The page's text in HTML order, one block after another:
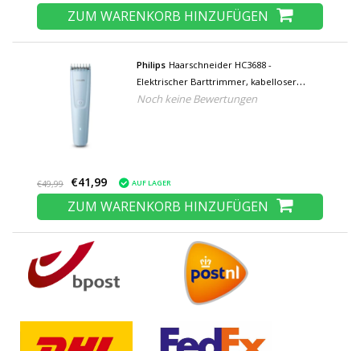
ZUM WARENKORB HINZUFÜGEN
Philips Haarschneider HC3688 -
Elektrischer Barttrimmer, kabelloser
Haarschneider - Hellblau
Noch keine Bewertungen
€49,99 €41,99 AUF LAGER
ZUM WARENKORB HINZUFÜGEN